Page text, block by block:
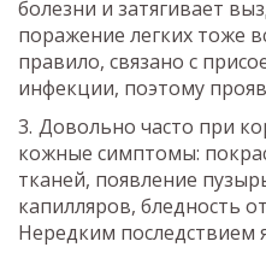
болезни и затягивает
поражение легких тоже
правило, связано с
инфекции, поэтому
Довольно часто при
кожные симптомы:
тканей, появление
капилляров, бледность
Нередким последствием